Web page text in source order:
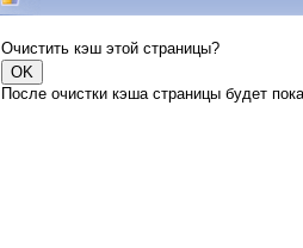
Очистить кэш этой страницы?
После очистки кэша страницы будет